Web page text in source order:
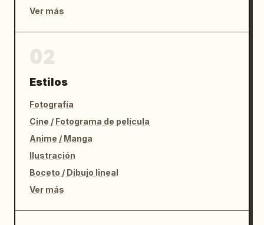
Ver más
Estilos
Fotografía
Cine / Fotograma de película
Anime / Manga
Ilustración
Boceto / Dibujo lineal
Ver más